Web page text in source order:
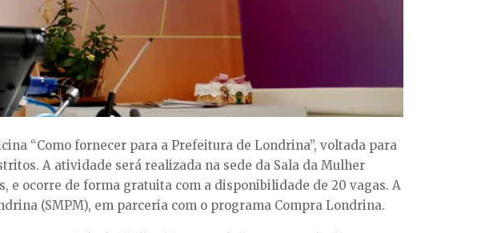
“Como fornecer para a Prefeitura de Londrina”, voltada para
A atividade será realizada na sede da Sala da Mulher
e ocorre de forma gratuita com a disponibilidade de 20 vagas. A
(SMPM), em parceria com o programa Compra Londrina.